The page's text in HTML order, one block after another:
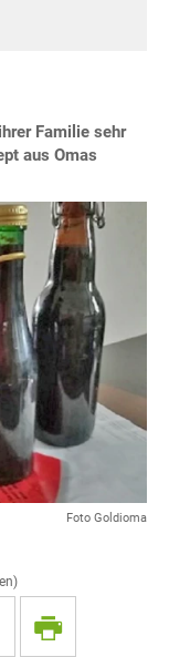
Familie sehr
aus Omas
Foto Goldioma